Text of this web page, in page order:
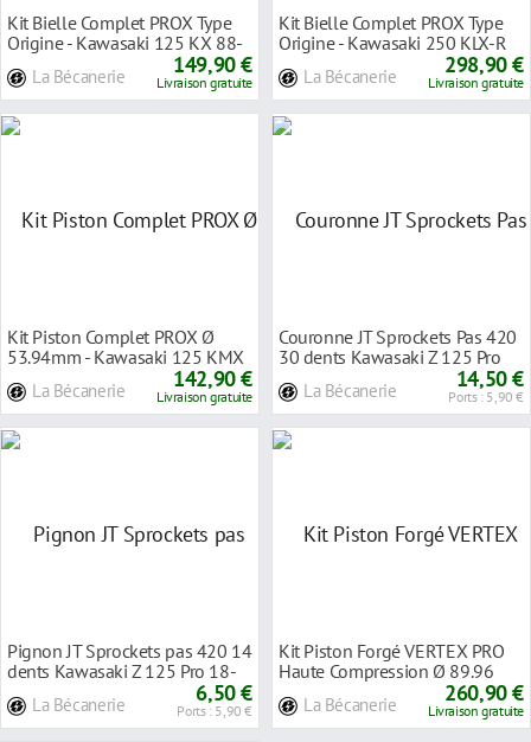
Kit Bielle Complet PROX Type
Origine - Kawasaki 125 KX 88-
La Bécanerie 149,90 €
Livraison gratuite
Kit Bielle Complet PROX Type
Origine - Kawasaki 250 KLX-R
La Bécanerie 298,90 €
Livraison gratuite
Kit Piston Complet PROX Ø
53.94mm - Kawasaki 125 KMX
La Bécanerie 142,90 €
Livraison gratuite
Couronne JT Sprockets Pas 420
30 dents Kawasaki Z 125 Pro
La Bécanerie 14,50 €
Ports : 5,90 €
Pignon JT Sprockets pas 420 14
dents Kawasaki Z 125 Pro 18-
La Bécanerie 6,50 €
Ports : 5,90 €
Kit Piston Forgé VERTEX PRO
Haute Compression Ø 89.96
La Bécanerie 260,90 €
Livraison gratuite